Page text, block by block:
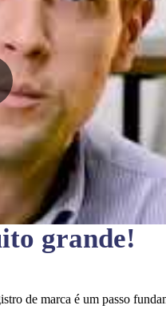
grande!
de marca é um passo